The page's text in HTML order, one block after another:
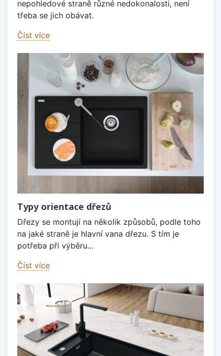
nepohledové straně různé nedokonalosti, není
třeba se jich obávat.
Číst více
Typy orientace dřezů
Dřezy se montují na několik způsobů, podle toho
na jaké straně je hlavní vana dřezu. S tím je
potřeba při výběru...
Číst více